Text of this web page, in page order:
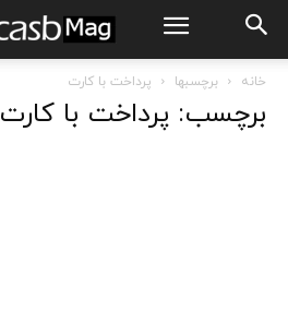
خانه برچسبها پرداخت با کارت
برچسب: پرداخت با کارت